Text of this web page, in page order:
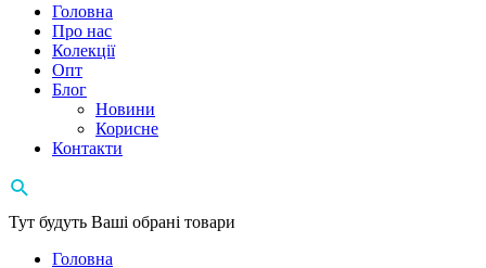
Головна
Про нас
Колекції
Опт
Блог
Новини
Корисне
Контакти
Тут будуть Ваші обрані товари
Головна